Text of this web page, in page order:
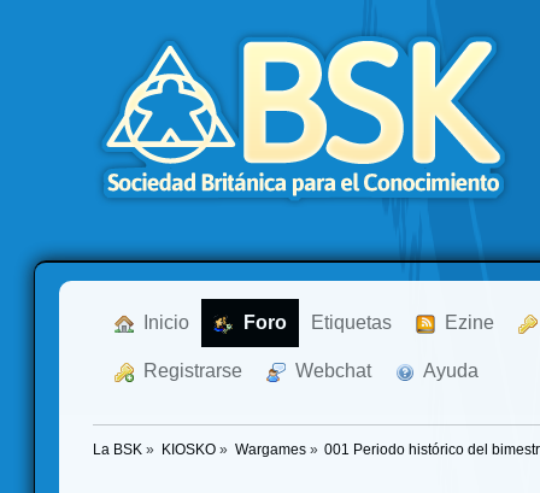
Inicio Foro Etiquetas Ezine
Registrarse Webchat Ayuda
La BSK » KIOSKO» Wargames» 001 Periodo histórico del